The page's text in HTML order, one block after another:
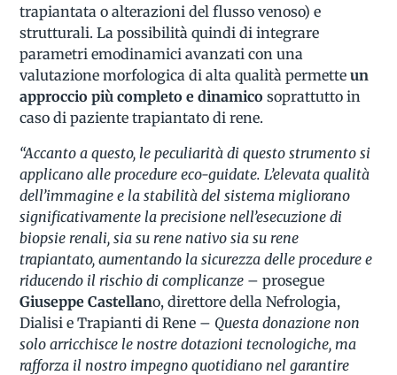
trapiantata o alterazioni del flusso venoso) e
strutturali. La possibilità quindi di integrare
parametri emodinamici avanzati con una
valutazione morfologica di alta qualità permette un
approccio più completo e dinamico soprattutto in
caso di paziente trapiantato di rene.
“Accanto a questo, le peculiarità di questo strumento si
applicano alle procedure eco-guidate. L’elevata qualità
dell’immagine e la stabilità del sistema migliorano
significativamente la precisione nell’esecuzione di
biopsie renali, sia su rene nativo sia su rene
trapiantato, aumentando la sicurezza delle procedure e
riducendo il rischio di complicanze – prosegue
Giuseppe Castellano, direttore della Nefrologia,
Dialisi e Trapianti di Rene – Questa donazione non
solo arricchisce le nostre dotazioni tecnologiche, ma
rafforza il nostro impegno quotidiano nel garantire